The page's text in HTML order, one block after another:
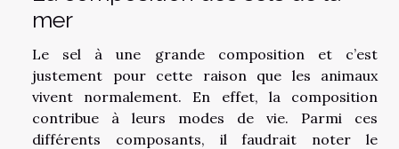
mer
Le sel à une grande composition et c’est
justement pour cette raison que les animaux
vivent normalement. En effet, la composition
contribue à leurs modes de vie. Parmi ces
différents composants, il faudrait noter le